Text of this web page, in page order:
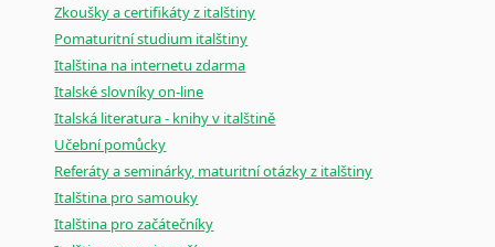
Zkoušky a certifikáty z italštiny
Pomaturitní studium italštiny
Italština na internetu zdarma
Italské slovníky on-line
Italská literatura - knihy v italštině
Učební pomůcky
Referáty a seminárky, maturitní otázky z italštiny
Italština pro samouky
Italština pro začátečníky